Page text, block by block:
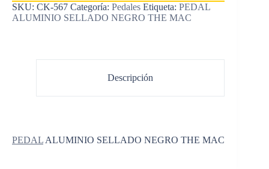
SKU: CK-567 Categoría: Pedales Etiqueta: PEDAL
ALUMINIO SELLADO NEGRO THE MAC
Descripción
PEDAL ALUMINIO SELLADO NEGRO THE MAC